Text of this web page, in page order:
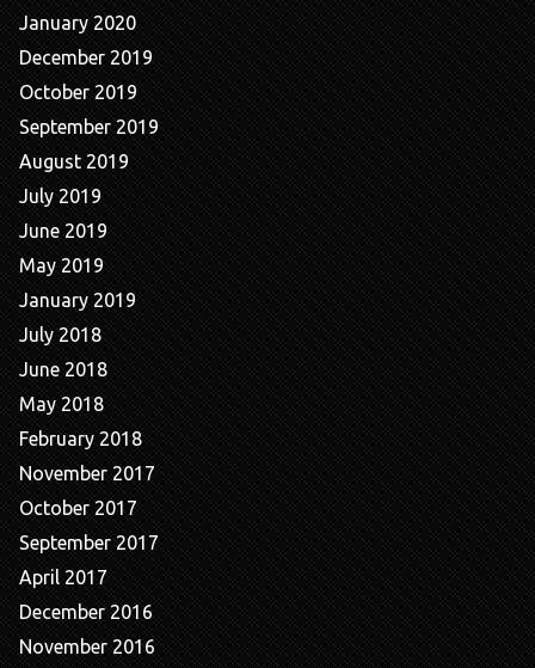
January 2020
December 2019
October 2019
September 2019
August 2019
July 2019
June 2019
May 2019
January 2019
July 2018
June 2018
May 2018
February 2018
November 2017
October 2017
September 2017
April 2017
December 2016
November 2016